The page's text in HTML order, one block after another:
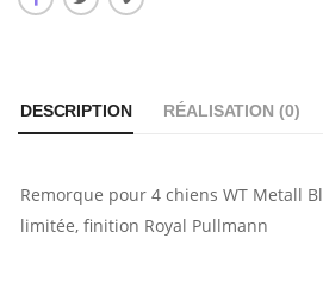
DESCRIPTION RÉALISATION (0)
Remorque pour 4 chiens WT Metall
limitée, finition Royal Pullmann